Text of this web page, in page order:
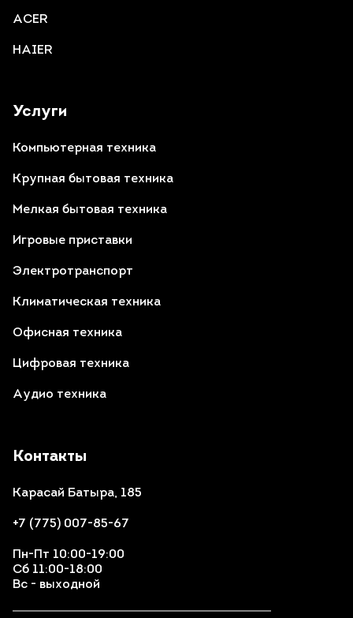
Контакты
Карасай Батыра, 185
+7 (775) 007-85-67
Пн-Пт 10:00-19:00
Сб 11:00-18:00
Вс - выходной
Услуги
Компьютерная техника
Крупная бытовая техника
Мелкая бытовая техника
Игровые приставки
Электротранспорт
Климатическая техника
Офисная техника
Цифровая техника
Аудио техника
ACER
HAIER